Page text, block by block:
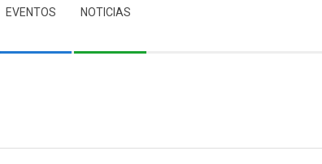
EVENTOS NOTICIAS